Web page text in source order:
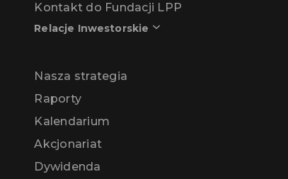
Kontakt do Fundacji LPP
Relacje Inwestorskie
Nasza strategia
Raporty
Kalendarium
Akcjonariat
Dywidenda